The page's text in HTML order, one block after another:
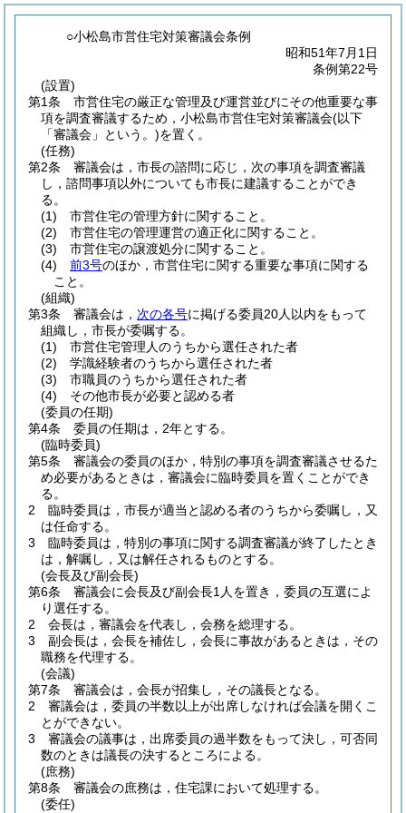
○小松島市営住宅対策審議会条例
昭和51年7月1日
条例第22号
(設置)
第1条
市営住宅の厳正な管理及び運営並びにその他重要な事
項を調査審議するため，小松島市営住宅対策審議会(以下
「審議会」という。)を置く。
(任務)
第2条
審議会は，市長の諮問に応じ，次の事項を調査審議
し，諮問事項以外についても市長に建議することができ
る。
(1)
市営住宅の管理方針に関すること。
(2)
市営住宅の管理運営の適正化に関すること。
(3)
市営住宅の譲渡処分に関すること。
(4)
前3号のほか，市営住宅に関する重要な事項に関する
こと。
(組織)
第3条
審議会は， 次の各号に掲げる委員20人以内をもって
組織し，市長が委嘱する。
(1)
市営住宅管理人のうちから選任された者
(2)
学識経験者のうちから選任された者
(3)
市職員のうちから選任された者
(4)
その他市長が必要と認める者
(委員の任期)
第4条
委員の任期は，2年とする。
(臨時委員)
第5条
審議会の委員のほか，特別の事項を調査審議させるた
め必要があるときは，審議会に臨時委員を置くことができ
る。
2
臨時委員は，市長が適当と認める者のうちから委嘱し，又
は任命する。
3
臨時委員は，特別の事項に関する調査審議が終了したとき
は，解嘱し，又は解任されるものとする。
(会長及び副会長)
第6条
審議会に会長及び副会長1人を置き，委員の互選によ
り選任する。
2
会長は，審議会を代表し，会務を総理する。
3
副会長は，会長を補佐し，会長に事故があるときは，その
職務を代理する。
(会議)
第7条
審議会は，会長が招集し，その議長となる。
2
審議会は，委員の半数以上が出席しなければ会議を開くこ
とができない。
3
審議会の議事は，出席委員の過半数をもって決し，可否同
数のときは議長の決するところによる。
(庶務)
第8条
審議会の庶務は，住宅課において処理する。
(委任)